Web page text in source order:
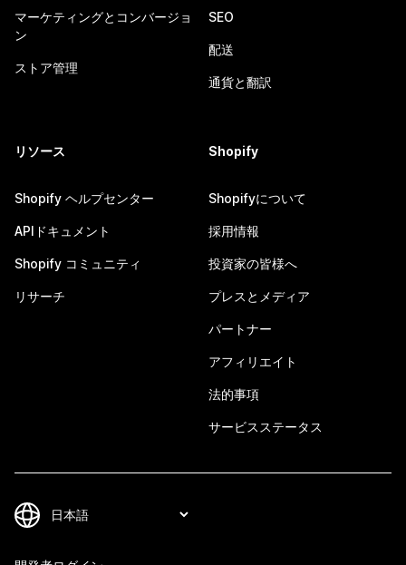
マーケティングとコンバージョ
ン
ストア管理
SEO
配送
通貨と翻訳
リソース
Shopify ヘルプセンター
APIドキュメント
Shopify コミュニティ
リサーチ
Shopify
Shopifyについて
採用情報
投資家の皆様へ
プレスとメディア
パートナー
アフィリエイト
法的事項
サービスステータス